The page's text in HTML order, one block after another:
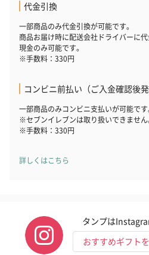
代金引換
一部商品のみ代金引換が可能です。
商品お届け時に配送会社ドライバーに
現金のみ可能です。
※手数料：330円
コンビニ前払い（ご入金確認後発
一部商品のみコンビニ支払いが可能です
※セブンイレブンは取り扱いできません
※手数料：330円
詳しくはこちら
タンプは
おすすめギフト